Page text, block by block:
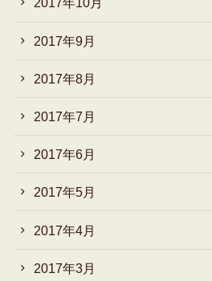
2017年9月
2017年8月
2017年7月
2017年6月
2017年5月
2017年4月
2017年3月